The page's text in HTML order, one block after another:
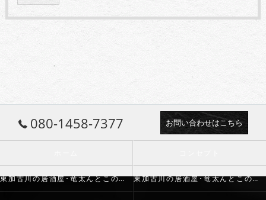
080-1458-7377 お問い合わせはこちら
東加古川の居酒屋･竜太んとこの口コミ情報 東加古川の居酒屋･竜太んとこの評判